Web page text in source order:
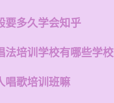
要多久学会知乎
法培训学校有哪些学校
唱歌培训班嘛